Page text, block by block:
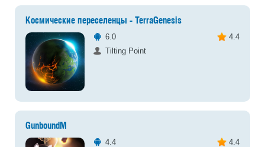
Космические переселенцы - TerraGenesis
6.0
4.4
Tilting Point
GunboundM
4.4
4.4